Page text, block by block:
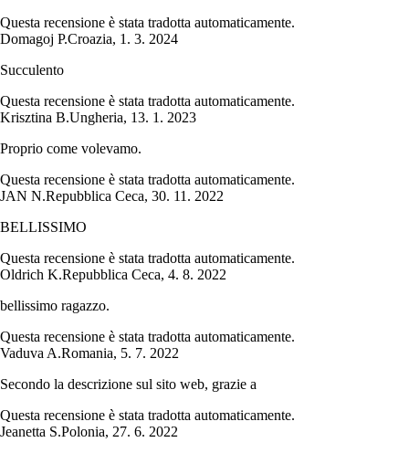
Questa recensione è stata tradotta automaticamente.
Domagoj P.Croazia, 1. 3. 2024
Succulento
Questa recensione è stata tradotta automaticamente.
Krisztina B.Ungheria, 13. 1. 2023
Proprio come volevamo.
Questa recensione è stata tradotta automaticamente.
JAN N.Repubblica Ceca, 30. 11. 2022
BELLISSIMO
Questa recensione è stata tradotta automaticamente.
Oldrich K.Repubblica Ceca, 4. 8. 2022
bellissimo ragazzo.
Questa recensione è stata tradotta automaticamente.
Vaduva A.Romania, 5. 7. 2022
Secondo la descrizione sul sito web, grazie a
Questa recensione è stata tradotta automaticamente.
Jeanetta S.Polonia, 27. 6. 2022